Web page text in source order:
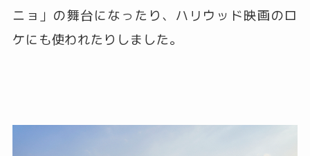
ニョ」の舞台になったり、ハリウッド映画のロ
ケにも使われたりしました。